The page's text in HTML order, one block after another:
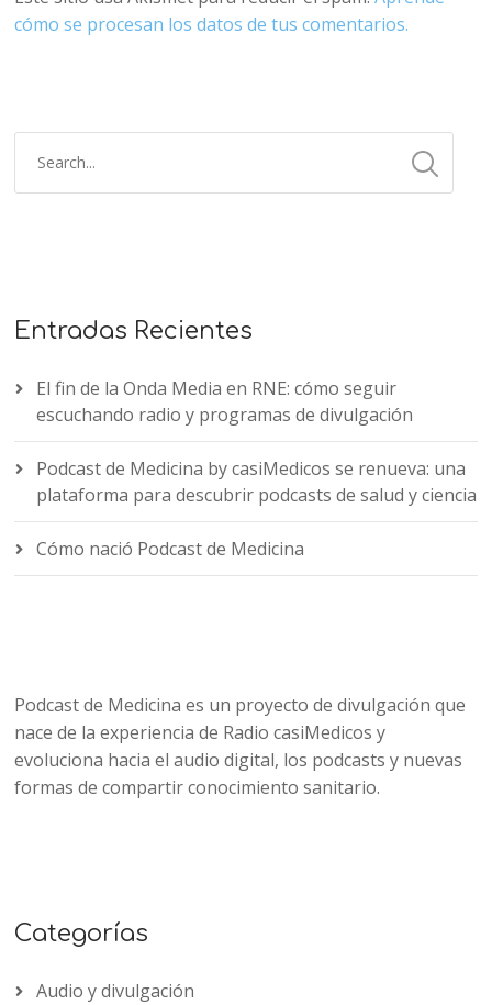
cómo se procesan los datos de tus comentarios.
Entradas Recientes
El fin de la Onda Media en RNE: cómo seguir
escuchando radio y programas de divulgación
Podcast de Medicina by casiMedicos se renueva: una
plataforma para descubrir podcasts de salud y ciencia
Cómo nació Podcast de Medicina
Podcast de Medicina es un proyecto de divulgación que
nace de la experiencia de Radio casiMedicos y
evoluciona hacia el audio digital, los podcasts y nuevas
formas de compartir conocimiento sanitario.
Categorías
Audio y divulgación